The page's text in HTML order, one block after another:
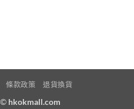
條款政策 退貨換貨
© hkokmall.com